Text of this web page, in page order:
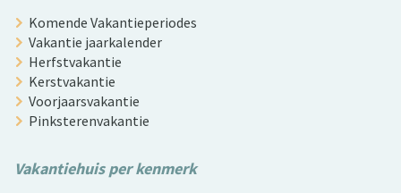
Komende Vakantieperiodes
Vakantie jaarkalender
Herfstvakantie
Kerstvakantie
Voorjaarsvakantie
Pinksterenvakantie
Vakantiehuis per kenmerk